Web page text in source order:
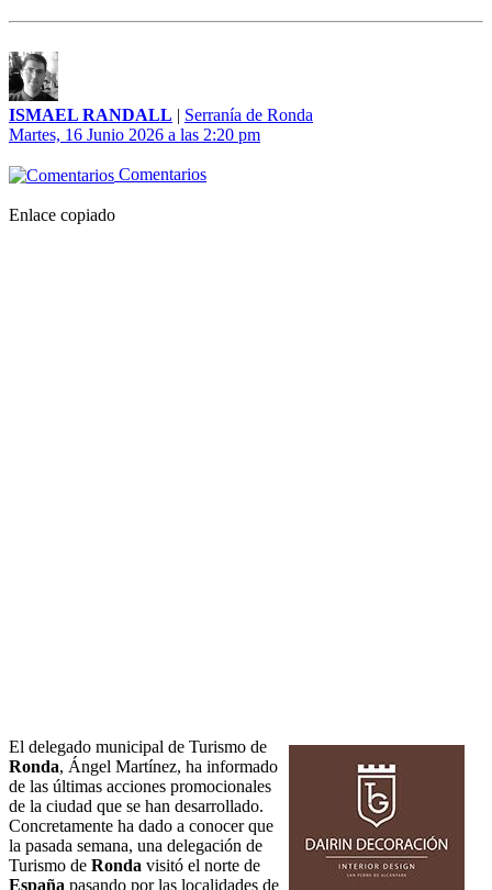
ISMAEL RANDALL | Serranía de Ronda
Martes, 16 Junio 2026 a las 2:20 pm
Comentarios
Enlace copiado
El delegado municipal de Turismo de
Ronda, Ángel Martínez, ha informado
de las últimas acciones promocionales
de la ciudad que se han desarrollado.
Concretamente ha dado a conocer que
la pasada semana, una delegación de
Turismo de Ronda visitó el norte de
España pasando por las localidades de